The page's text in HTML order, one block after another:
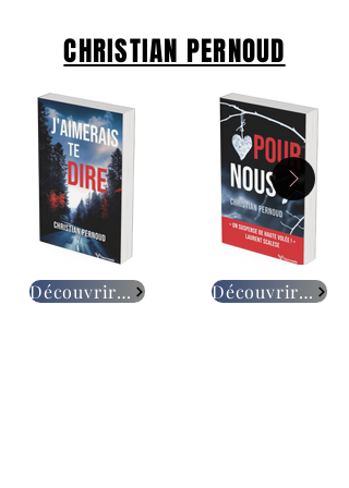
CHRISTIAN PERNOUD
Découvrir le roman Découvrir le roman